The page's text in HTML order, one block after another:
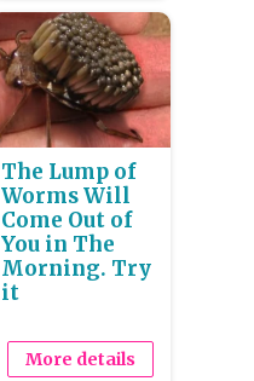
The Lump of
Worms Will
Come Out of
You in The
Morning. Try
it
More details